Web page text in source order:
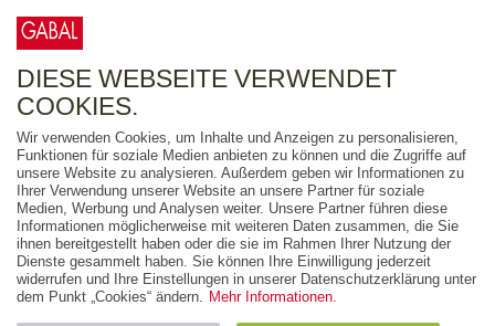
FREITEXT
AUSGABEART
AUS DER REIHE
ZUM THEMA
DIESE WEBSEITE VERWENDET
COOKIES.
Wir verwenden Cookies, um Inhalte und Anzeigen zu personalisieren,
Funktionen für soziale Medien anbieten zu können und die Zugriffe auf
unsere Website zu analysieren. Außerdem geben wir Informationen zu
Ihrer Verwendung unserer Website an unsere Partner für soziale
Medien, Werbung und Analysen weiter. Unsere Partner führen diese
Informationen möglicherweise mit weiteren Daten zusammen, die Sie
ihnen bereitgestellt haben oder die sie im Rahmen Ihrer Nutzung der
Dienste gesammelt haben. Sie können Ihre Einwilligung jederzeit
widerrufen und Ihre Einstellungen in unserer Datenschutzerklärung unter
dem Punkt „Cookies“ ändern. Mehr Informationen.